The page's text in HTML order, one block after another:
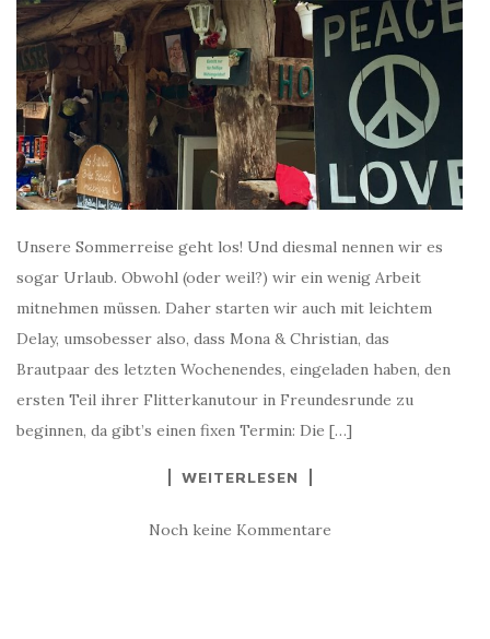
Unsere Sommerreise geht los! Und diesmal nennen wir es
sogar Urlaub. Obwohl (oder weil?) wir ein wenig Arbeit
mitnehmen müssen. Daher starten wir auch mit leichtem
Delay, umsobesser also, dass Mona & Christian, das
Brautpaar des letzten Wochenendes, eingeladen haben, den
ersten Teil ihrer Flitterkanutour in Freundesrunde zu
beginnen, da gibt’s einen fixen Termin: Die […]
WEITERLESEN
Noch keine Kommentare